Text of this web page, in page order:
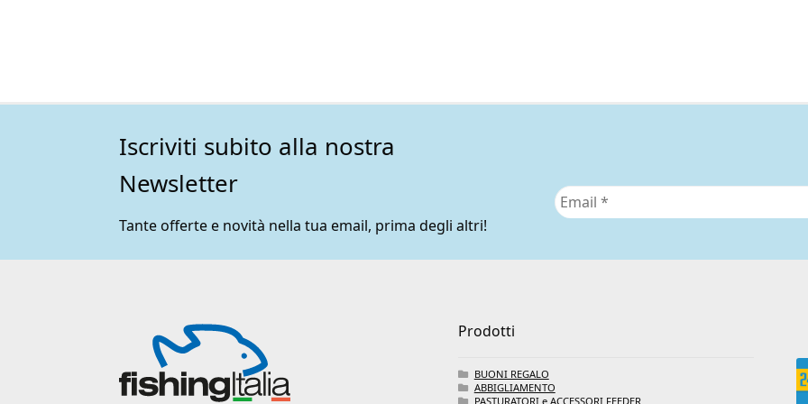
Iscriviti subito alla nostra
Newsletter
Tante offerte e novità nella tua email, prima degli altri!
Prodotti
BUONI REGALO
ABBIGLIAMENTO
PASTURATORI e ACCESSORI FEEDER